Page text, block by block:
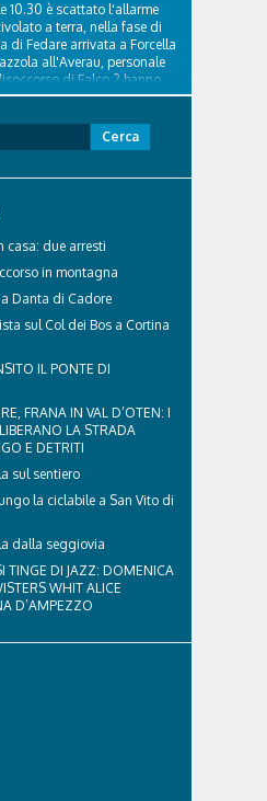
10.30 è scattato l'allarme
a terra, nella fase di
di Fedare arrivata a Forcella
all'Averau, personale
di Falco 2 hanno
casa: due arresti
in montagna
Danta di Cadore
sul Col dei Bos a Cortina
IL PONTE DI
FRANA IN VAL D’OTEN: I
LA STRADA
E DETRITI
sul sentiero
la ciclabile a San Vito di
dalla seggiovia
TINGE DI JAZZ: DOMENICA
WHIT ALICE
D’AMPEZZO